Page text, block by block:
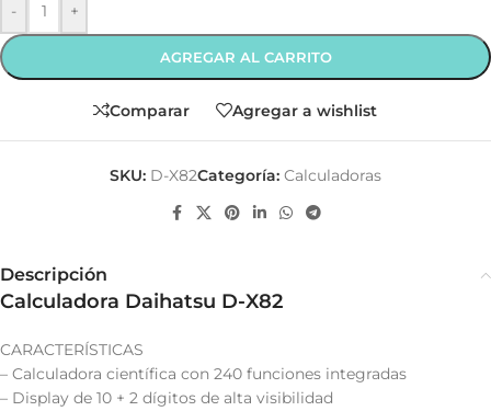
- +
AGREGAR AL CARRITO
Comparar Agregar a wishlist
SKU: D-X82Categoría: Calculadoras
Descripción
Calculadora Daihatsu D-X82
CARACTERÍSTICAS
– Calculadora científica con 240 funciones integradas
– Display de 10 + 2 dígitos de alta visibilidad